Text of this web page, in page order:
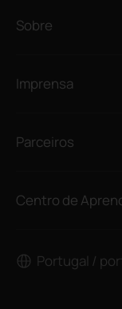
Sobre
Imprensa
Parceiros
Centro de
Portugal /